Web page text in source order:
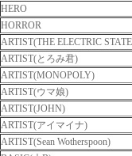
HERO
HORROR
ARTIST(THE ELECTRIC
ARTIST(とろみ君)
ARTIST(MONOPOLY)
ARTIST(ウマ娘)
ARTIST(JOHN)
ARTIST(アイマイナ)
ARTIST(Sean Wotherspoon)